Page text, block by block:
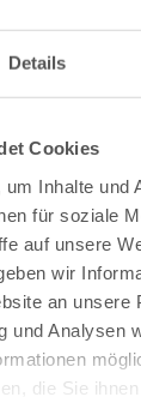
Details
Cookies
Inhalte und
für soziale
auf unsere
wir
an unsere
und Analysen
die Sie